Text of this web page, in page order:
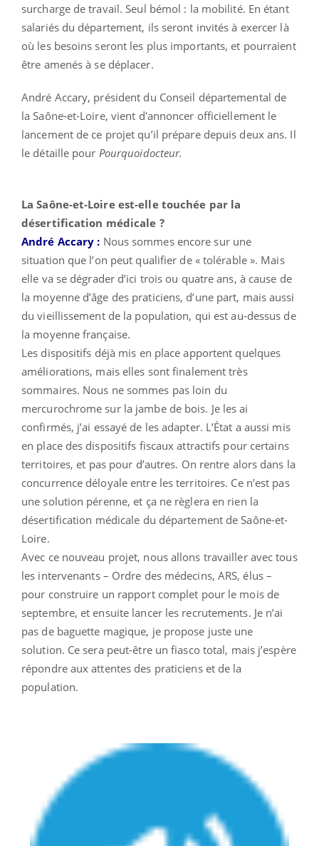
surcharge de travail. Seul bémol : la mobilité. En étant
salariés du département, ils seront invités à exercer là
où les besoins seront les plus importants, et pourraient
être amenés à se déplacer.
André Accary, président du Conseil départemental de
la Saône-et-Loire, vient d'annoncer officiellement le
lancement de ce projet qu’il prépare depuis deux ans. Il
le détaille pour Pourquoidocteur.
La Saône-et-Loire est-elle touchée par la
désertification médicale ?
André Accary : Nous sommes encore sur une
situation que l’on peut qualifier de « tolérable ». Mais
elle va se dégrader d’ici trois ou quatre ans, à cause de
la moyenne d’âge des praticiens, d’une part, mais aussi
du vieillissement de la population, qui est au-dessus de
la moyenne française.
Les dispositifs déjà mis en place apportent quelques
améliorations, mais elles sont finalement très
sommaires. Nous ne sommes pas loin du
mercurochrome sur la jambe de bois. Je les ai
confirmés, j’ai essayé de les adapter. L’État a aussi mis
en place des dispositifs fiscaux attractifs pour certains
territoires, et pas pour d’autres. On rentre alors dans la
concurrence déloyale entre les territoires. Ce n’est pas
une solution pérenne, et ça ne règlera en rien la
désertification médicale du département de Saône-et-
Loire.
Avec ce nouveau projet, nous allons travailler avec tous
les intervenants – Ordre des médecins, ARS, élus –
pour construire un rapport complet pour le mois de
septembre, et ensuite lancer les recrutements. Je n’ai
pas de baguette magique, je propose juste une
solution. Ce sera peut-être un fiasco total, mais j’espère
répondre aux attentes des praticiens et de la
population.